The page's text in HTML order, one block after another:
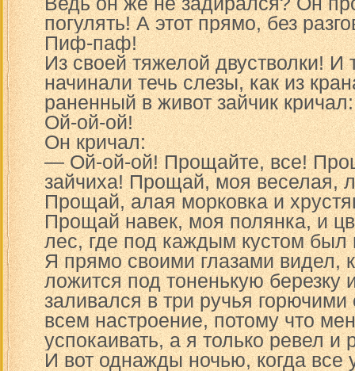
погулять! А этот прямо, без
Пиф-паф!
Из своей тяжелой двустволки! И
начинали течь слезы, как из
раненный в живот зайчик кричал:
Ой-ой-ой!
Он кричал:
— Ой-ой-ой! Прощайте, все!
зайчиха! Прощай, моя веселая,
Прощай, алая морковка и
Прощай навек, моя полянка, и
лес, где под каждым кустом был
Я прямо своими глазами видел,
ложится под тоненькую
заливался в три ручья
всем настроение, потому что
успокаивать, а я только ревел
И вот однажды ночью, когда все